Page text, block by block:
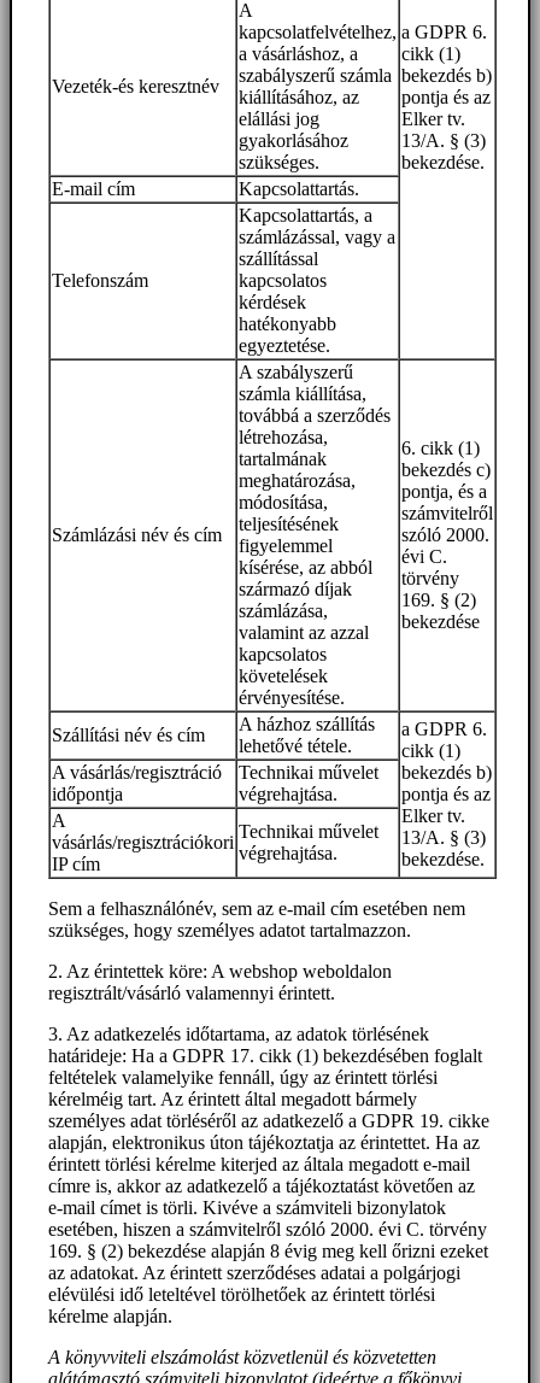
a GDPR 6.
cikk (1)
bekezdés b)
pontja és az
Elker tv.
13/A. § (3)
bekezdése.
Vezeték-és keresztnév
A
kapcsolatfelvételhez,
a vásárláshoz, a
szabályszerű számla
kiállításához, az
elállási jog
gyakorlásához
szükséges.
E-mail cím
Kapcsolattartás.
Telefonszám
Kapcsolattartás, a
számlázással, vagy a
szállítással
kapcsolatos
kérdések
hatékonyabb
egyeztetése.
Számlázási név és cím
A szabályszerű
számla kiállítása,
továbbá a szerződés
létrehozása,
tartalmának
meghatározása,
módosítása,
teljesítésének
figyelemmel
kísérése, az abból
származó díjak
számlázása,
valamint az azzal
kapcsolatos
követelések
érvényesítése.
6. cikk (1)
bekezdés c)
pontja, és a
számvitelről
szóló 2000.
évi C.
törvény
169. § (2)
bekezdése
Szállítási név és cím
A házhoz szállítás
lehetővé tétele.
a GDPR 6.
cikk (1)
bekezdés b)
pontja és az
Elker tv.
13/A. § (3)
bekezdése.
A vásárlás/regisztráció
időpontja
Technikai művelet
végrehajtása.
A
vásárlás/regisztrációkori
IP cím
Technikai művelet
végrehajtása.
Sem a felhasználónév, sem az e-mail cím esetében nem
szükséges, hogy személyes adatot tartalmazzon.
2. Az érintettek köre: A webshop weboldalon
regisztrált/vásárló valamennyi érintett.
3. Az adatkezelés időtartama, az adatok törlésének
határideje: Ha a GDPR 17. cikk (1) bekezdésében foglalt
feltételek valamelyike fennáll, úgy az érintett törlési
kérelméig tart. Az érintett által megadott bármely
személyes adat törléséről az adatkezelő a GDPR 19. cikke
alapján, elektronikus úton tájékoztatja az érintettet. Ha az
érintett törlési kérelme kiterjed az általa megadott e-mail
címre is, akkor az adatkezelő a tájékoztatást követően az
e-mail címet is törli. Kivéve a számviteli bizonylatok
esetében, hiszen a számvitelről szóló 2000. évi C. törvény
169. § (2) bekezdése alapján 8 évig meg kell őrizni ezeket
az adatokat. Az érintett szerződéses adatai a polgárjogi
elévülési idő leteltével törölhetőek az érintett törlési
kérelme alapján.
A könyvviteli elszámolást közvetlenül és közvetetten